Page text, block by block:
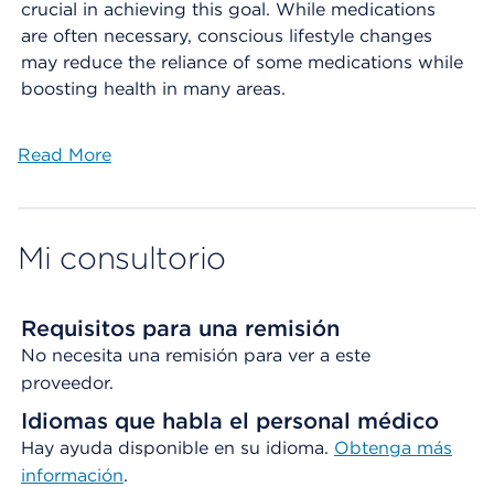
crucial in achieving this goal. While medications
are often necessary, conscious lifestyle changes
may reduce the reliance of some medications while
boosting health in many areas.
Read More
Mi consultorio
Requisitos para una remisión
No necesita una remisión para ver a este
proveedor.
Idiomas que habla el personal médico
Hay ayuda disponible en su idioma. Obtenga más
información.